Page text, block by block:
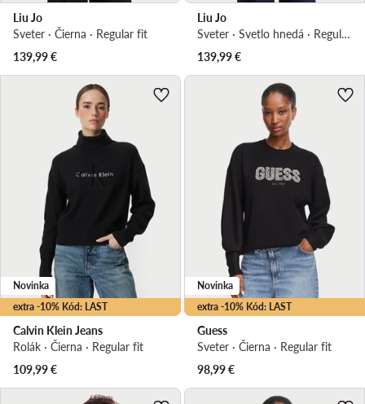
Liu Jo
Sveter · Čierna · Regular fit
139,99€
Liu Jo
Sveter · Svetlo hnedá · Regular fit
139,99€
extra -10% Kód: LAST
Novinka
Calvin Klein Jeans
Rolák · Čierna · Regular fit
109,99€
extra -10% Kód: LAST
Novinka
Guess
Sveter · Čierna · Regular fit
98,99€